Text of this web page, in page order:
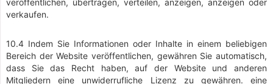
veröffentlichen, übertragen, verteilen, anzeigen, anzeigen oder
verkaufen.
10.4 Indem Sie Informationen oder Inhalte in einem beliebigen
Bereich der Website veröffentlichen, gewähren Sie automatisch,
dass Sie das Recht haben, auf der Website und anderen
Mitgliedern eine unwiderrufliche Lizenz zu gewähren. eine